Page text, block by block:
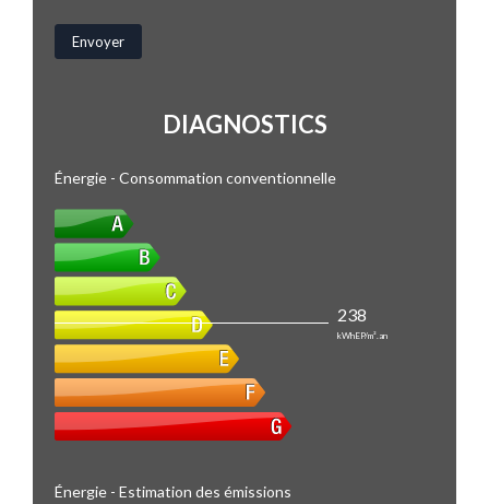
DIAGNOSTICS
Énergie - Consommation conventionnelle
238
kWhEP/m².an
Énergie - Estimation des émissions